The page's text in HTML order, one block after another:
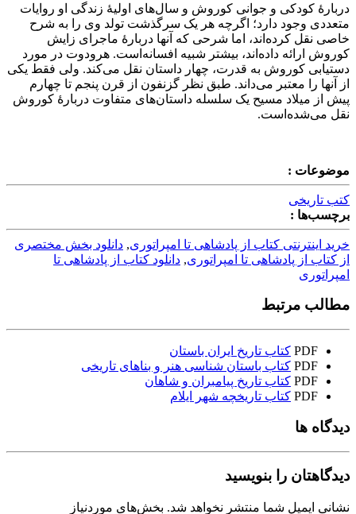
دربارهٔ کودکی و جوانی کوروش و سال‌های اولیهٔ زندگی او روایات
متعددی وجود دارد؛ اگرچه هر یک سرگذشت تولد وی را به شرح
خاصی نقل کرده‌اند، اما شرحی که آنها دربارهٔ ماجرای زایش
کوروش ارائه داده‌اند، بیشتر شبیه افسانه‌است. هرودوت در مورد
دستیابی کوروش به قدرت، چهار داستان نقل می‌کند. ولی فقط یکی
از آنها را معتبر می‌داند. طبق نظر گزنفون از قرن پنجم تا چهارم
پیش از میلاد مسیح یک سلسله داستان‌های متفاوت دربارهٔ کوروش
نقل می‌شده‌است.
موضوعات :
کتب تاریخی
برچسب‌ها :
خرید اینترنتی کتاب از پادشاهی تا امپراتوری, دانلود بخش مختصری
از کتاب از پادشاهی تا امپراتوری, دانلود کتاب از پادشاهی تا
امپراتوری
مطالب مرتبط
PDF کتاب تاریخ ایران باستان
PDF کتاب باستان شناسی هنر و بناهای تاریخی
PDF کتاب تاریخ پیامبران و شاهان
PDF کتاب تاریخچه شهر ایلام
دیدگاه ها
دیدگاهتان را بنویسید
نشانی ایمیل شما منتشر نخواهد شد. بخش‌های موردنیاز